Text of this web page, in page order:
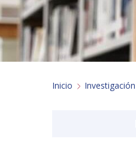
Inicio Investigación